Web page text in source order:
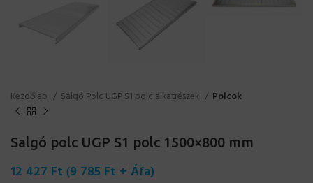
Kezdőlap Salgó Polc UGP S1 polc alkatrészek Polcok
Salgó polc UGP S1 polc 1500×800 mm
12 427 Ft (9 785 Ft + Áfa)